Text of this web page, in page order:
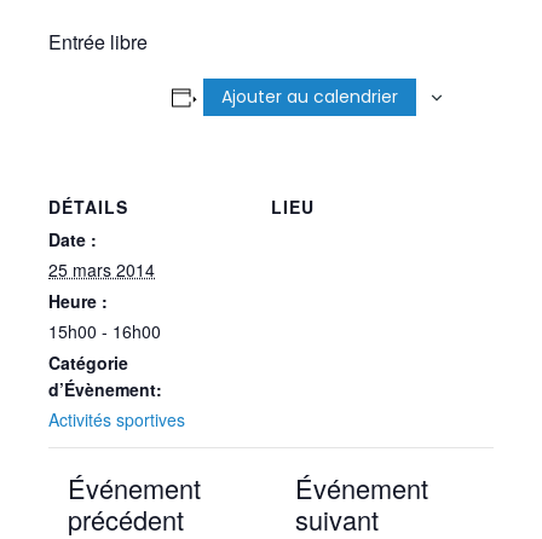
Entrée libre
Ajouter au calendrier
DÉTAILS
Date :
25 mars 2014
Heure :
15h00 - 16h00
Catégorie
d’Évènement:
Activités sportives
LIEU
Événement
précédent
Événement
suivant